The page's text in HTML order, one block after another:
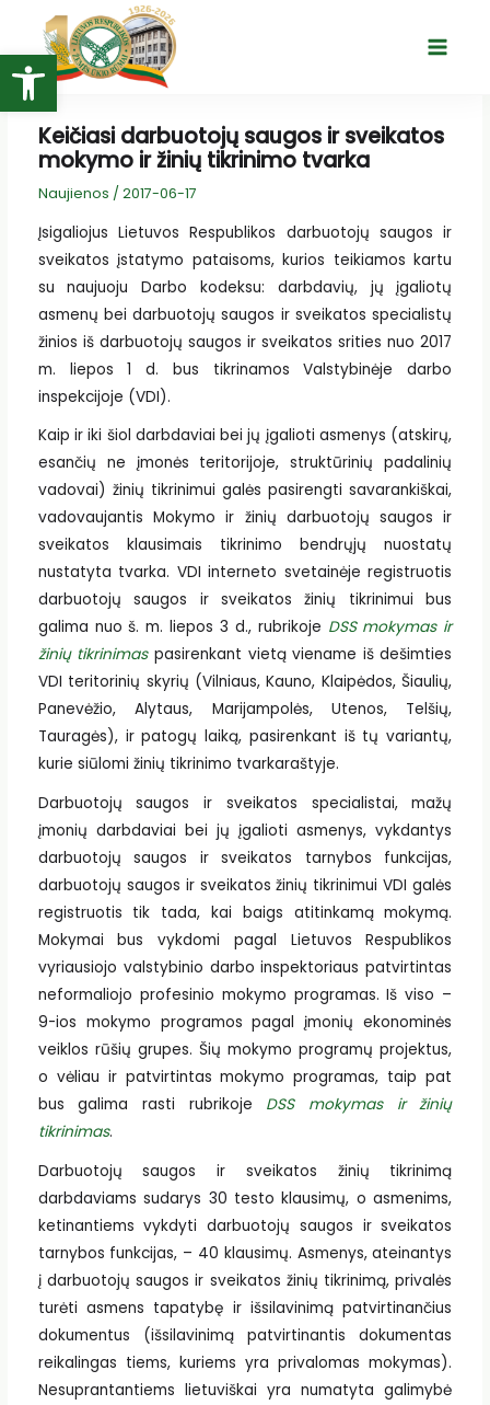
Open toolbar
turinio
Main
Keičiasi darbuotojų saugos ir sveikatos
mokymo ir žinių tikrinimo tvarka
Naujienos / 2017-06-17
Įsigaliojus Lietuvos Respublikos darbuotojų saugos ir
sveikatos įstatymo pataisoms, kurios teikiamos kartu
su naujuoju Darbo kodeksu: darbdavių, jų įgaliotų
asmenų bei darbuotojų saugos ir sveikatos specialistų
žinios iš darbuotojų saugos ir sveikatos srities nuo 2017
m. liepos 1 d. bus tikrinamos Valstybinėje darbo
inspekcijoje (VDI).
Kaip ir iki šiol darbdaviai bei jų įgalioti asmenys (atskirų,
esančių ne įmonės teritorijoje, struktūrinių padalinių
vadovai) žinių tikrinimui galės pasirengti savarankiškai,
vadovaujantis Mokymo ir žinių darbuotojų saugos ir
sveikatos klausimais tikrinimo bendrųjų nuostatų
nustatyta tvarka. VDI interneto svetainėje registruotis
darbuotojų saugos ir sveikatos žinių tikrinimui bus
galima nuo š. m. liepos 3 d., rubrikoje DSS mokymas ir
žinių tikrinimaspasirenkant vietą viename iš dešimties
VDI teritorinių skyrių (Vilniaus, Kauno, Klaipėdos, Šiaulių,
Panevėžio, Alytaus, Marijampolės, Utenos, Telšių,
Tauragės), ir patogų laiką, pasirenkant iš tų variantų,
kurie siūlomi žinių tikrinimo tvarkaraštyje.
Darbuotojų saugos ir sveikatos specialistai, mažų
įmonių darbdaviai bei jų įgalioti asmenys, vykdantys
darbuotojų saugos ir sveikatos tarnybos funkcijas,
darbuotojų saugos ir sveikatos žinių tikrinimui VDI galės
registruotis tik tada, kai baigs atitinkamą mokymą.
Mokymai bus vykdomi pagal Lietuvos Respublikos
vyriausiojo valstybinio darbo inspektoriaus patvirtintas
neformaliojo profesinio mokymo programas. Iš viso –
9-ios mokymo programos pagal įmonių ekonominės
veiklos rūšių grupes. Šių mokymo programų projektus,
o vėliau ir patvirtintas mokymo programas, taip pat
bus galima rasti rubrikoje DSS mokymas ir žinių
tikrinimas.
Darbuotojų saugos ir sveikatos žinių tikrinimą
darbdaviams sudarys 30 testo klausimų, o asmenims,
ketinantiems vykdyti darbuotojų saugos ir sveikatos
tarnybos funkcijas, – 40 klausimų. Asmenys, ateinantys
į darbuotojų saugos ir sveikatos žinių tikrinimą, privalės
turėti asmens tapatybę ir išsilavinimą patvirtinančius
dokumentus (išsilavinimą patvirtinantis dokumentas
reikalingas tiems, kuriems yra privalomas mokymas).
Nesuprantantiems lietuviškai yra numatyta galimybė